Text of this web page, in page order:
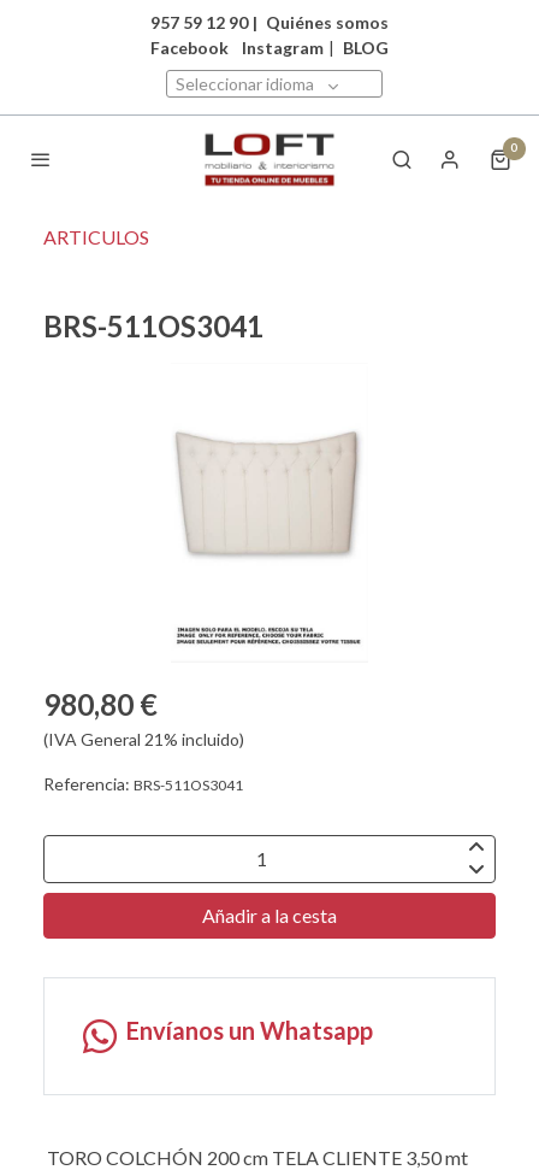
957 59 12 90 | Quiénes somos
Facebook
Instagram | BLOG
Seleccionar idioma
0
ARTICULOS
BRS-511OS3041
980,80 €
(IVA General 21% incluido)
Referencia: BRS-511OS3041
Añadir a la cesta
Envíanos un Whatsapp
TORO COLCHÓN 200 cm TELA CLIENTE 3,50 mt